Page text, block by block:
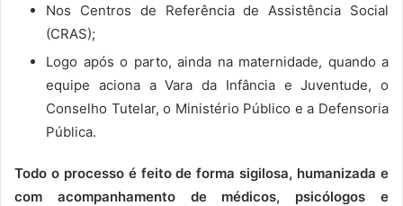
Nos Centros de Referência de Assistência Social
(CRAS);
Logo após o parto, ainda na maternidade, quando a
equipe aciona a Vara da Infância e Juventude, o
Conselho Tutelar, o Ministério Público e a Defensoria
Pública.
Todo o processo é feito de forma sigilosa, humanizada e
com acompanhamento de médicos, psicólogos e